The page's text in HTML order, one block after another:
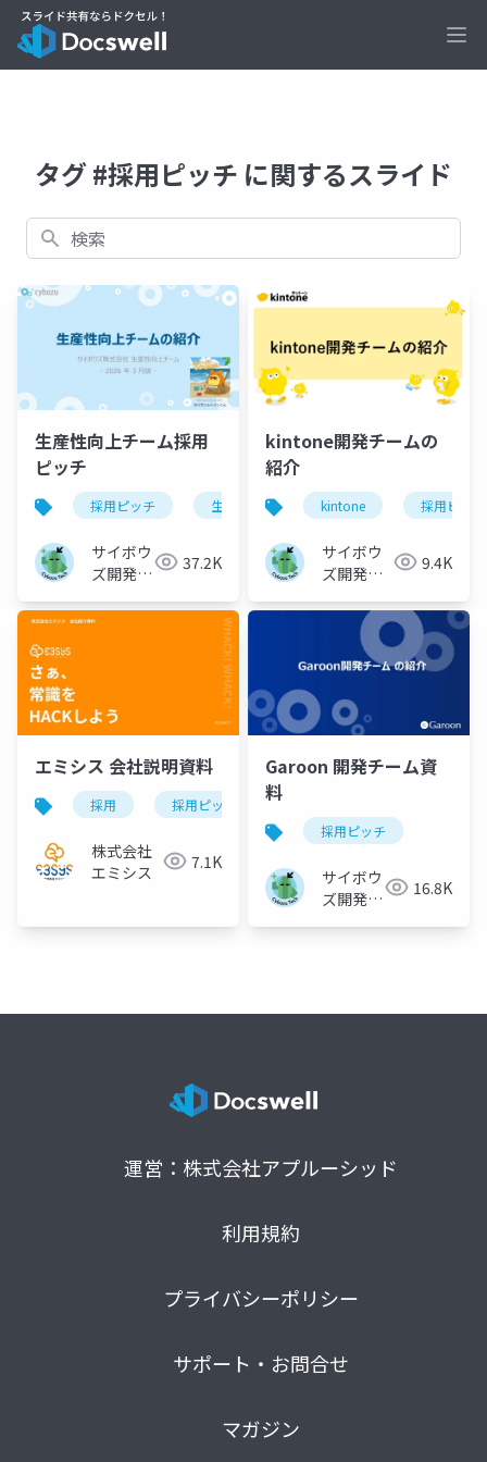
タグ #採用ピッチ に関するスライド
検索
生産性向上チーム採用
ピッチ
採用ピッチ 生産性向上
サイボウ
ズ開発本
37.2K
kintone開発チームの
紹介
kintone 採用ピッチ
サイボウ
ズ開発本
9.4K
エミシス 会社説明資料
採用 採用ピッチ
株式会社
エミシス
7.1K
Garoon 開発チーム資
料
採用ピッチ
サイボウ
ズ開発本
16.8K
運営：株式会社アプルーシッド
利用規約
プライバシーポリシー
サポート・お問合せ
マガジン